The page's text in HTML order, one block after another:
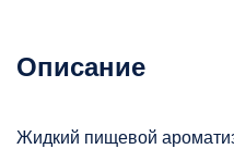
Описание
Жидкий пищевой